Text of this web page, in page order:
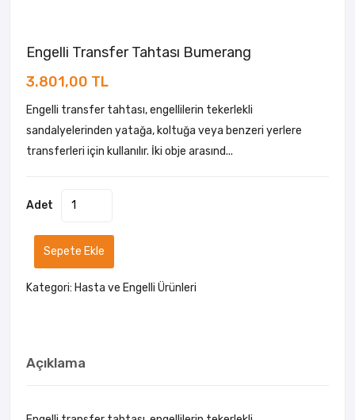
Engelli Transfer Tahtası Bumerang
3.801,00 TL
Engelli transfer tahtası, engellilerin tekerlekli
sandalyelerinden yatağa, koltuğa veya benzeri yerlere
transferleri için kullanılır. İki obje arasınd...
Adet
Sepete Ekle
Kategori: Hasta ve Engelli Ürünleri
Açıklama